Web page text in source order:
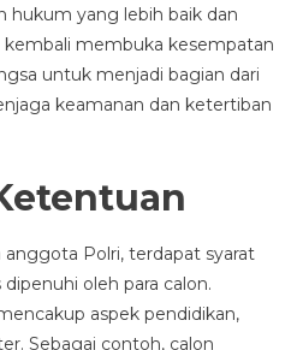
hukum yang lebih baik dan
kembali membuka kesempatan
untuk menjadi bagian dari
keamanan dan ketertiban
Polri, terdapat syarat
oleh para calon.
aspek pendidikan,
Sebagai contoh, calon